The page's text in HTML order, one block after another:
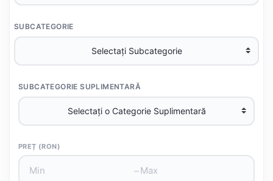
SUBCATEGORIE
SUBCATEGORIE SUPLIMENTARĂ
PREȚ (RON)
–